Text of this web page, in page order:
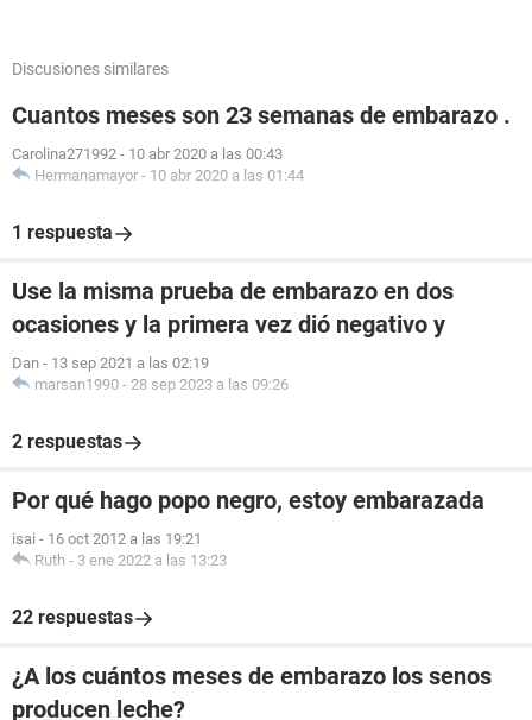
Discusiones similares
Cuantos meses son 23 semanas de embarazo .
Carolina271992 - 10 abr 2020 a las 00:43
Hermanamayor - 10 abr 2020 a las 01:44
1 respuesta
Use la misma prueba de embarazo en dos
ocasiones y la primera vez dió negativo y
Dan - 13 sep 2021 a las 02:19
marsan1990 - 28 sep 2023 a las 09:26
2 respuestas
Por qué hago popo negro, estoy embarazada
isai - 16 oct 2012 a las 19:21
Ruth - 3 ene 2022 a las 13:23
22 respuestas
¿A los cuántos meses de embarazo los senos
producen leche?